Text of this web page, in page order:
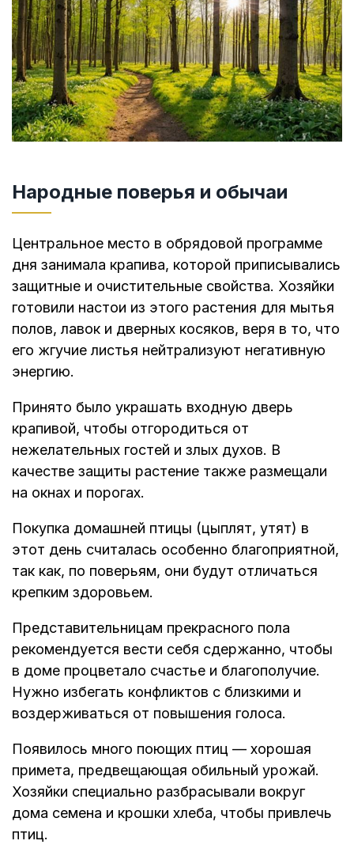
Народные поверья и обычаи
Центральное место в обрядовой программе
дня занимала крапива, которой приписывались
защитные и очистительные свойства. Хозяйки
готовили настои из этого растения для мытья
полов, лавок и дверных косяков, веря в то, что
его жгучие листья нейтрализуют негативную
энергию.
Принято было украшать входную дверь
крапивой, чтобы отгородиться от
нежелательных гостей и злых духов. В
качестве защиты растение также размещали
на окнах и порогах.
Покупка домашней птицы (цыплят, утят) в
этот день считалась особенно благоприятной,
так как, по поверьям, они будут отличаться
крепким здоровьем.
Представительницам прекрасного пола
рекомендуется вести себя сдержанно, чтобы
в доме процветало счастье и благополучие.
Нужно избегать конфликтов с близкими и
воздерживаться от повышения голоса.
Появилось много поющих птиц — хорошая
примета, предвещающая обильный урожай.
Хозяйки специально разбрасывали вокруг
дома семена и крошки хлеба, чтобы привлечь
птиц.